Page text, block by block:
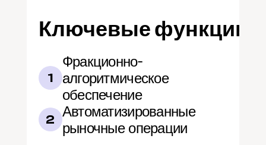
Ключевые функции
1
Фракционно-
алгоритмическое
обеспечение
2 Автоматизированные
рыночные операции